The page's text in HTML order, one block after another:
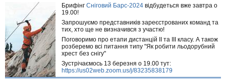
Брифінг Сніговий Барс-2024відбудеться вже завтра о
19.00!
Запрошуємо представників зареєстрованих команд та
тих, хто ще не визначився з участю!
Поговоримо про етапи дистанцій ІІ та ІІІ класу. А також
розберемо всі питання типу "Як робити льодорубний
хрест без снігу"
Зустрічаємось 13 березня о 19.00 тут:
https://us02web.zoom.us/j/83235838179